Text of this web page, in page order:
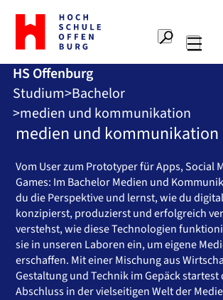
Zur
Startseite
Hochschule
Offenburg
Suche
HS Offenburg
Studium Bachelor
medien und kommunikation
medien und kommunikation
Vom User zum Prototyper für Apps, Social
Games: Im Bachelor Medien und
du die Perspektive und lernst, wie du
konzipierst, produzierst und erfolgreich
verstehst, wie diese Technologien
sie in unseren Laboren ein, um eigene
erschaffen. Mit einer Mischung aus
Gestaltung und Technik im Gepäck startest
Abschluss in der vielseitigen Welt der